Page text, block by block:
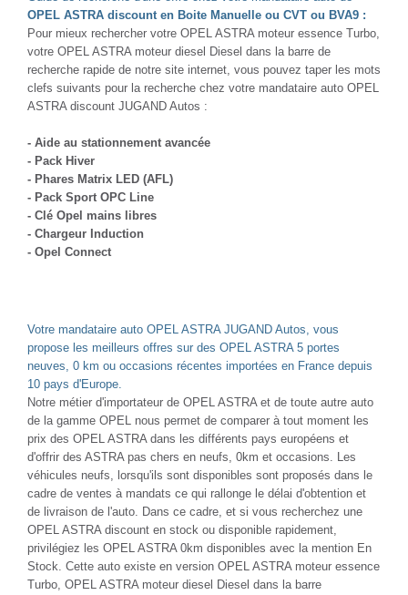
OPEL ASTRA discount en Boite Manuelle ou CVT ou BVA9 :
Pour mieux rechercher votre OPEL ASTRA moteur essence Turbo,
votre OPEL ASTRA moteur diesel Diesel dans la barre de
recherche rapide de notre site internet, vous pouvez taper les mots
clefs suivants pour la recherche chez votre mandataire auto OPEL
ASTRA discount JUGAND Autos :
- Aide au stationnement avancée
- Pack Hiver
- Phares Matrix LED (AFL)
- Pack Sport OPC Line
- Clé Opel mains libres
- Chargeur Induction
- Opel Connect
Votre mandataire auto OPEL ASTRA JUGAND Autos, vous
propose les meilleurs offres sur des OPEL ASTRA 5 portes
neuves, 0 km ou occasions récentes importées en France depuis
10 pays d'Europe.
Notre métier d'importateur de OPEL ASTRA et de toute autre auto
de la gamme OPEL nous permet de comparer à tout moment les
prix des OPEL ASTRA dans les différents pays européens et
d'offrir des ASTRA pas chers en neufs, 0km et occasions. Les
véhicules neufs, lorsqu'ils sont disponibles sont proposés dans le
cadre de ventes à mandats ce qui rallonge le délai d'obtention et
de livraison de l'auto. Dans ce cadre, et si vous recherchez une
OPEL ASTRA discount en stock ou disponible rapidement,
privilégiez les OPEL ASTRA 0km disponibles avec la mention En
Stock. Cette auto existe en version OPEL ASTRA moteur essence
Turbo, OPEL ASTRA moteur diesel Diesel dans la barre